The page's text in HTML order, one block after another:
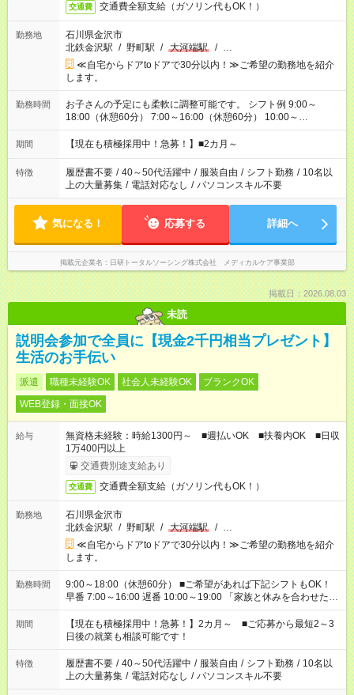
交通費 交通費全額支給（ガソリン代もOK！）
勤務地
石川県金沢市
北鉄金沢駅 / 野町駅 / 大河端駅 / …
≪自宅からドアtoドアで30分以内！≫ご希望の勤務地を紹介
します。
勤務時間
お子さんの予定にも柔軟に調整可能です。 シフト例 9:00～
18:00（休憩60分） 7:00～16:00（休憩60分） 10:00～
19:00（休憩60分） ※Wワーク希望の方へ 今ご覧のお仕事で希
望する勤務時間と、もう1つのお仕事の勤務時間の合計が 週40
期間 【現在も積極採用中！急募！】■2カ月～
特徴 履歴書不要 / 40～50代活躍中 / 服装自由 / シフト勤務 / 10名以
上の大量募集 / 電話対応なし / パソコンスキル不要
気になる！ 応募する 詳細へ
掲載元企業名 日研トータルソーシング株式会社 メディカルケア事業部
掲載日：2026.08.03
未読
説明会参加で全員に【現金2千円相当プレゼント】
生活のお手伝い
派遣 職種未経験OK 社会人未経験OK
ブランクOK
WEB登録・面接OK
給与
無資格未経験：時給1300円～ ■週払いOK ■扶養内OK ■日収
1万400円以上
交通費別途支給あり
交通費 交通費全額支給（ガソリン代もOK！）
勤務地
石川県金沢市
北鉄金沢駅 / 野町駅 / 大河端駅 / …
≪自宅からドアtoドアで30分以内！≫ご希望の勤務地を紹介
します。
勤務時間
9:00～18:00（休憩60分） ■ご希望があれば下記シフトもOK！
早番 7:00～16:00 遅番 10:00～19:00 「家族と休みを合わせた
い」 「余裕を持って夕飯の準備がしたい」 「できれば残業はし
たくない」 など、ご希望を教えてくださいね。 ※Wワーク希望
の方へ 今ご覧のお仕事で希望する勤務時間と、もう1つのお仕事
の勤務時間。 合計で週40時間を超える場合は応募できません。
期間
【現在も積極採用中！急募！】2カ月～ ■ご応募から最短2～3
日後の就業も相談可能です！
特徴 履歴書不要 / 40～50代活躍中 / 服装自由 / シフト勤務 / 10名以
上の大量募集 / 電話対応なし / パソコンスキル不要